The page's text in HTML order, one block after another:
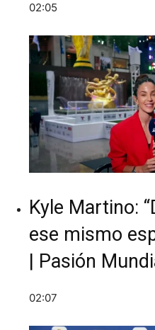
02:05
Kyle Martino:
ese mismo
| Pasión
02:07